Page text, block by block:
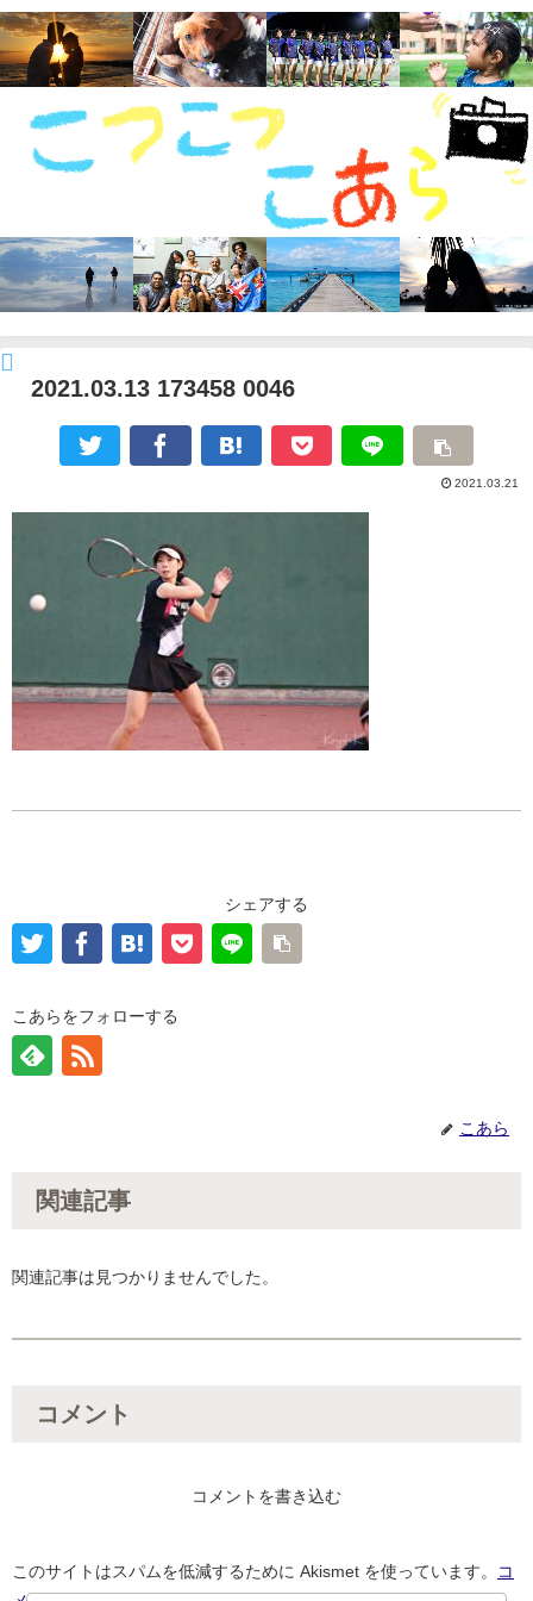
2021.03.13 173458 0046
2021.03.21
シェアする
こあらをフォローする
こあら
関連記事
関連記事は見つかりませんでした。
コメント
コメントを書き込む
このサイトはスパムを低減するために Akismet を使っています。
コ